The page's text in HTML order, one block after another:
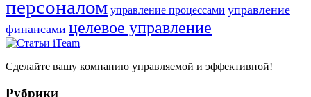
персоналом управление процессами управление
финансами целевое управление
Сделайте вашу компанию управляемой и эффективной!
Рубрики